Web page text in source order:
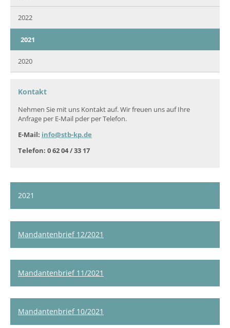
2022
2021
2020
Kontakt
Nehmen Sie mit uns Kontakt auf. Wir freuen uns auf Ihre
Anfrage per E-Mail pder per Telefon.
E-Mail: info@stb-kp.de
Telefon: 0 62 04 / 33 17
2021
Mandantenbrief 12/2021
Mandantenbrief 11/2021
Mandantenbrief 10/2021